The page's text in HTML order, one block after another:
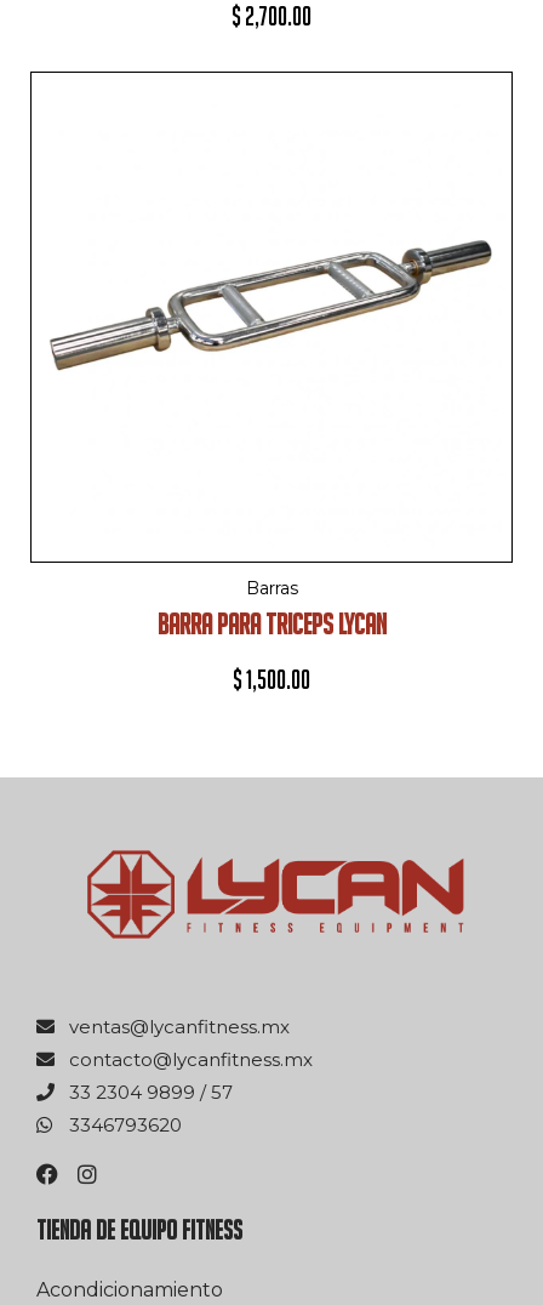
$2,700.00
Barras
BARRA PARA TRICEPS LYCAN
$1,500.00
xm.ssentifnacyl@satnev
xm.ssentifnacyl@otcatnoc
75 / 9989 4032 33
0263976433
TIENDA DE EQUIPO FITNESS
Acondicionamiento